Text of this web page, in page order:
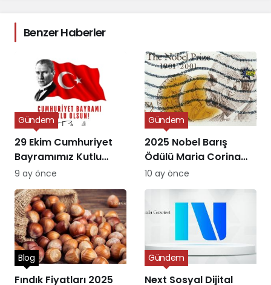
Benzer Haberler
29 Ekim Cumhuriyet
Bayramımız Kutlu
Olsun
Gündem
9 ay önce
2025 Nobel Barış
Ödülü Maria Corina
Machado’ya Verildi
Gündem
10 ay önce
Fındık Fiyatları 2025
Blog
Next Sosyal Dijital
Gündem